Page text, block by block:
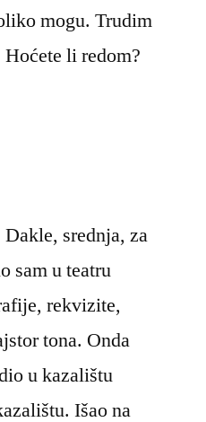
mogu. Trudim
li redom?
srednja, za
sam u teatru
rekvizite,
tona. Onda
u kazalištu
Išao na